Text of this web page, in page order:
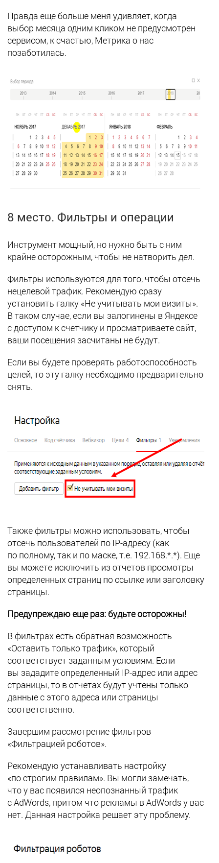
Правда еще больше меня удивляет, когда
выбор месяца одним кликом не предусмотрен
сервисом, к счастью, Метрика о нас
позаботилась.
8 место. Фильтры и операции
Инструмент мощный, но нужно быть с ним
крайне осторожным, чтобы не натворить дел.
Фильтры используются для того, чтобы отсечь
нецелевой трафик. Рекомендую сразу
установить галку «Не учитывать мои визиты».
В таком случае, если вы залогинены в Яндексе
с доступом к счетчику и просматриваете сайт,
ваши посещения засчитаны не будут.
Если вы будете проверять работоспособность
целей, то эту галку необходимо предварительно
снять.
Также фильтры можно использовать, чтобы
отсечь пользователей по IP-адресу (как
по полному, так и по маске, т.е. 192.168.*.*). Еще
вы можете исключить из отчетов просмотры
определенных страниц по ссылке или заголовку
страницы.
Предупреждаю еще раз: будьте осторожны!
В фильтрах есть обратная возможность
«Оставить только трафик», который
соответствует заданным условиям. Если
вы зададите определенный IP-адрес или адрес
страницы, то в отчетах будут учтены только
данные с этого адреса или страницы
соответственно.
Завершим рассмотрение фильтров
«Фильтрацией роботов».
Рекомендую устанавливать настройку
«по строгим правилам». Вы могли замечать,
что у вас появился неопознанный трафик
с AdWords, притом что рекламы в AdWords у вас
нет. Данная настройка решает эту проблему.